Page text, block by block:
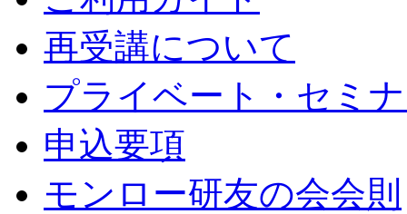
再受講について
プライベート・セミ
申込要項
モンロー研友の会会則